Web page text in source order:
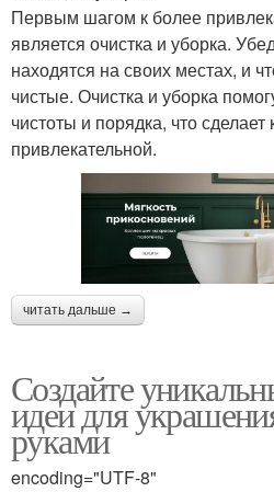
Первым шагом к более
является очистка и уборка.
находятся на своих местах, и
чистые. Очистка и уборка
чистоты и порядка, что
привлекательной.
читать дальше →
Создайте
идеи для
руками
encoding="UTF-8"